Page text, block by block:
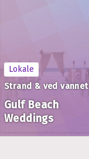
Lokale
Strand & ved vannet
Gulf Beach
Weddings